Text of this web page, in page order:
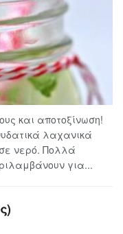
και αποτοξίνωση!
λαχανικά
νερό. Πολλά
για...